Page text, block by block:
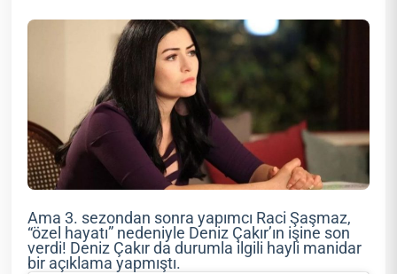
Ama 3. sezondan sonra yapımcı Raci Şaşmaz,
“özel hayatı” nedeniyle Deniz Çakır’ın işine son
verdi! Deniz Çakır da durumla ilgili hayli manidar
bir açıklama yapmıştı.